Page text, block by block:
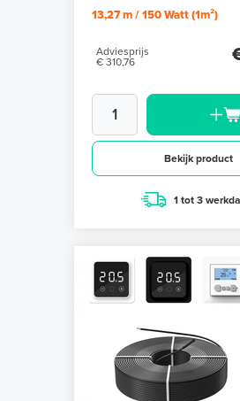
13,27 m / 150 Watt (1m²)
Adviesprijs
€ 310,76
Bekijk product
1 tot 3